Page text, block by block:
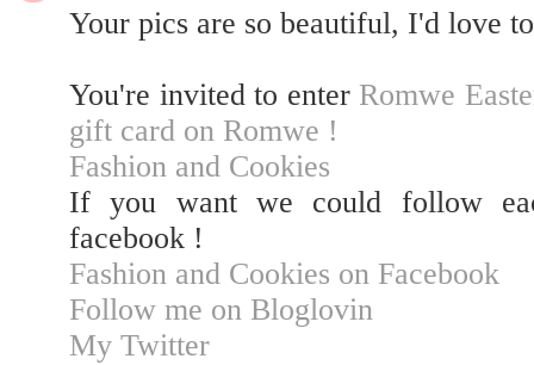
Your pics are so beautiful, I'd love
You're invited to enter Romwe
gift card on Romwe !
Fashion and Cookies
If you want we could follow
facebook !
Fashion and Cookies on Facebook
Follow me on Bloglovin
My Twitter